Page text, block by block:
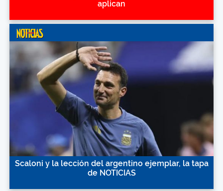
aplican
Scaloni y la lección del argentino ejemplar, la tapa
de NOTICIAS